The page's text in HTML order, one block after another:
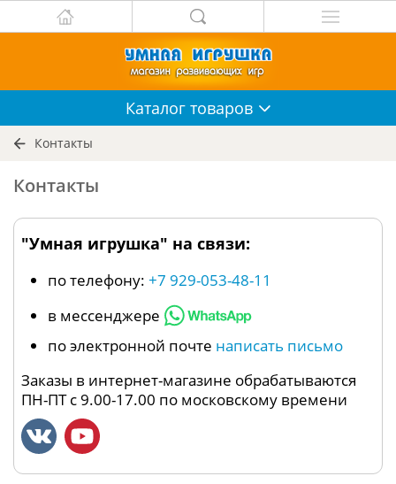
Каталог товаров
Контакты
Контакты
"Умная игрушка" на связи:
по телефону: +7 929-053-48-11
в мессенджере
по электронной почте написать письмо
Заказы в интернет-магазине обрабатываются
ПН-ПТ с 9.00-17.00 по московскому времени